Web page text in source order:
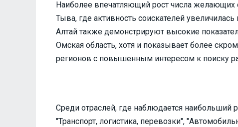
Наиболее впечатляющий рост числа
Тыва, где активность соискателей
Алтай также демонстрируют высокие
Омская область, хотя и показывает более
регионов с повышенным интересом к поиску
Среди отраслей, где наблюдается наибольший
"Транспорт, логистика, перевозки",